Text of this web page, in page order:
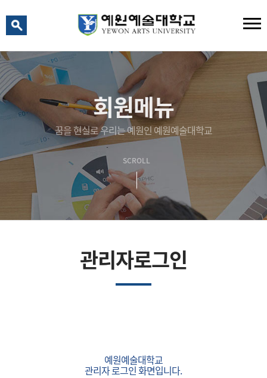
회원메뉴
꿈을 현실로 우리는 예원인 예원예술대학교
SCROLL
관리자로그인
예원예술대학교
관리자 로그인 화면입니다.
예원예술대학교 AI 상담